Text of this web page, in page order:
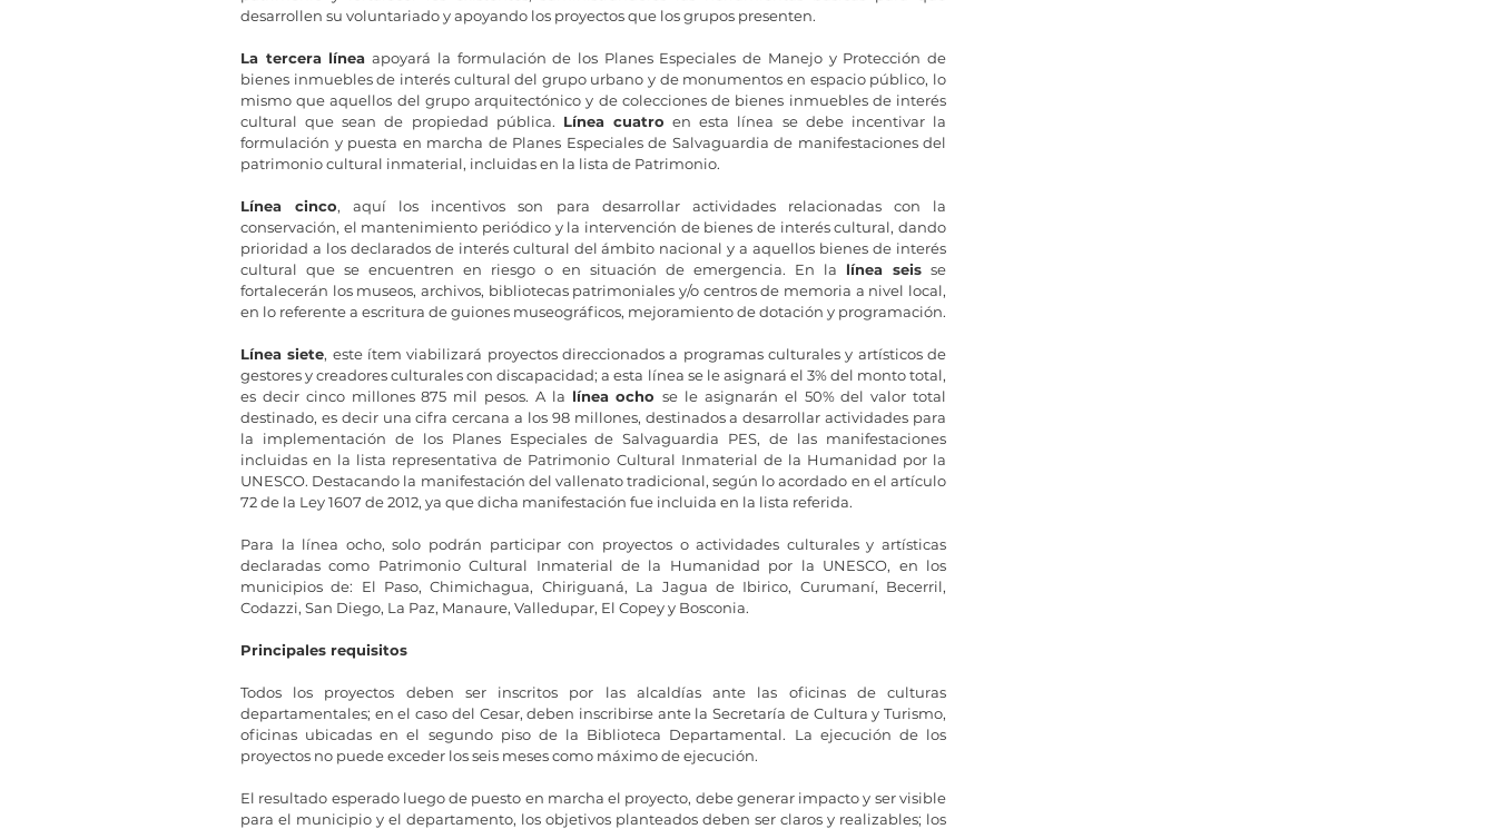
desarrollen su voluntariado y apoyando los proyectos que los grupos presenten.
La tercera línea apoyará la formulación de los Planes Especiales de Manejo y Protección de
bienes inmuebles de interés cultural del grupo urbano y de monumentos en espacio público, lo
mismo que aquellos del grupo arquitectónico y de colecciones de bienes inmuebles de interés
cultural que sean de propiedad pública. Línea cuatro en esta línea se debe incentivar la
formulación y puesta en marcha de Planes Especiales de Salvaguardia de manifestaciones del
patrimonio cultural inmaterial, incluidas en la lista de Patrimonio.
Línea cinco, aquí los incentivos son para desarrollar actividades relacionadas con la
conservación, el mantenimiento periódico y la intervención de bienes de interés cultural, dando
prioridad a los declarados de interés cultural del ámbito nacional y a aquellos bienes de interés
cultural que se encuentren en riesgo o en situación de emergencia. En la línea seis se
fortalecerán los museos, archivos, bibliotecas patrimoniales y/o centros de memoria a nivel local,
Línea siete, este ítem viabilizará proyectos direccionados a programas culturales y artísticos de
gestores y creadores culturales con discapacidad; a esta línea se le asignará el 3% del monto total,
es decir cinco millones 875 mil pesos. A la línea ocho se le asignarán el 50% del valor total
destinado, es decir una cifra cercana a los 98 millones, destinados a desarrollar actividades para
la implementación de los Planes Especiales de Salvaguardia PES, de las manifestaciones
incluidas en la lista representativa de Patrimonio Cultural Inmaterial de la Humanidad por la
UNESCO. Destacando la manifestación del vallenato tradicional, según lo acordado en el artículo
72 de la Ley 1607 de 2012, ya que dicha manifestación fue incluida en la lista referida.
Para la línea ocho, solo podrán participar con proyectos o actividades culturales y artísticas
declaradas como Patrimonio Cultural Inmaterial de la Humanidad por la UNESCO, en los
municipios de: El Paso, Chimichagua, Chiriguaná, La Jagua de Ibirico, Curumaní, Becerril,
Codazzi, San Diego, La Paz, Manaure, Valledupar, El Copey y Bosconia.
Principales requisitos
Todos los proyectos deben ser inscritos por las alcaldías ante las oficinas de culturas
departamentales; en el caso del Cesar, deben inscribirse ante la Secretaría de Cultura y Turismo,
oficinas ubicadas en el segundo piso de la Biblioteca Departamental. La ejecución de los
proyectos no puede exceder los seis meses como máximo de ejecución.
El resultado esperado luego de puesto en marcha el proyecto, debe generar impacto y ser visible
para el municipio y el departamento, los objetivos planteados deben ser claros y realizables; los